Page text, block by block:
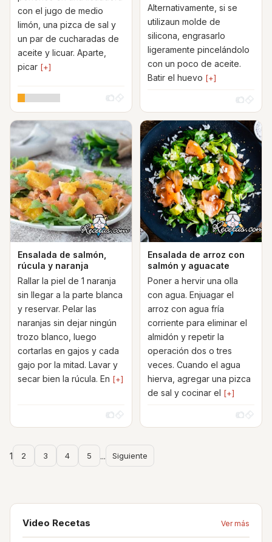
con el jugo de medio
limón, una pizca de sal y
un par de cucharadas de
aceite y licuar. Aparte,
picar [+]
Alternativamente, si se
utilizaun molde de
silicona, engrasarlo
ligeramente pincelándolo
con un poco de aceite.
Batir el huevo [+]
Ensalada de salmón,
rúcula y naranja
Rallar la piel de 1 naranja
sin llegar a la parte blanca
y reservar. Pelar las
naranjas sin dejar ningún
trozo blanco, luego
cortarlas en gajos y cada
gajo por la mitad. Lavar y
secar bien la rúcula. En [+]
Ensalada de arroz con
salmón y aguacate
Poner a hervir una olla
con agua. Enjuagar el
arroz con agua fría
corriente para eliminar el
almidón y repetir la
operación dos o tres
veces. Cuando el agua
hierva, agregar una pizca
de sal y cocinar el [+]
1 2 3 4 5 ... Siguiente
Video Recetas Ver más